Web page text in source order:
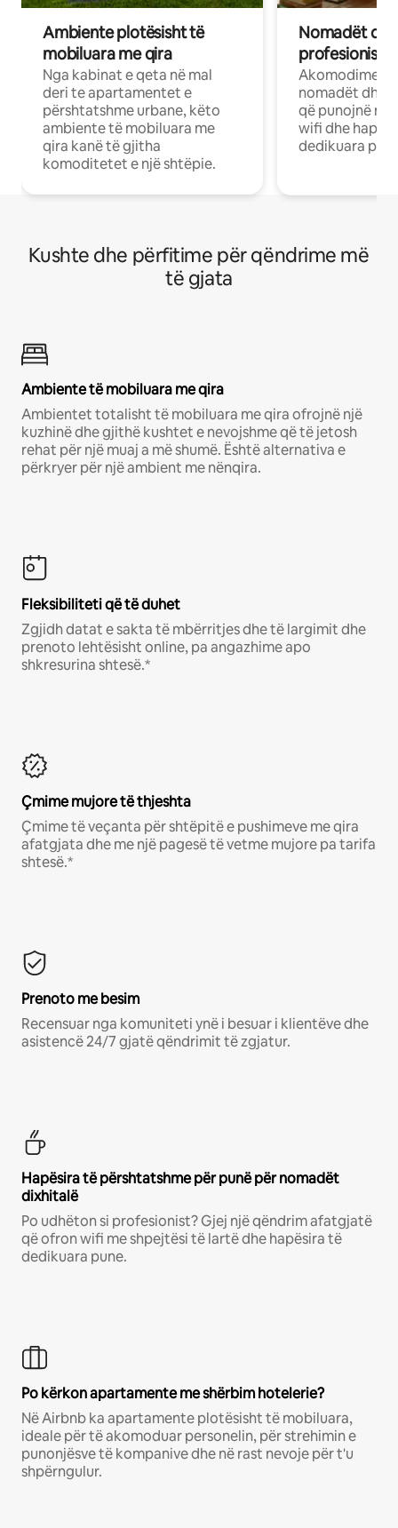
Ambiente plotësisht të
mobiluara me qira
Nga kabinat e qeta në mal
deri te apartamentet e
përshtatshme urbane, këto
ambiente të mobiluara me
qira kanë të gjitha
komoditetet e një shtëpie.
Nomadët
Akomodime
nomadët dhe
që punojnë në
wifi dhe
dedikuara
Kushte dhe përfitime për qëndrime më
të gjata
Ambiente të mobiluara me qira
Ambientet totalisht të mobiluara me qira ofrojnë një
kuzhinë dhe gjithë kushtet e nevojshme që të jetosh
rehat për një muaj a më shumë. Është alternativa e
përkryer për një ambient me nënqira.
Fleksibiliteti që të duhet
Zgjidh datat e sakta të mbërritjes dhe të largimit dhe
prenoto lehtësisht online, pa angazhime apo
shkresurina shtesë.*
Çmime mujore të thjeshta
Çmime të veçanta për shtëpitë e pushimeve me qira
afatgjata dhe me një pagesë të vetme mujore pa tarifa
shtesë.*
Prenoto me besim
Recensuar nga komuniteti ynë i besuar i klientëve dhe
asistencë 24/7 gjatë qëndrimit të zgjatur.
Hapësira të përshtatshme për punë për nomadët
dixhitalë
Po udhëton si profesionist? Gjej një qëndrim afatgjatë
që ofron wifi me shpejtësi të lartë dhe hapësira të
dedikuara pune.
Po kërkon apartamente me shërbim hotelerie?
Në Airbnb ka apartamente plotësisht të mobiluara,
ideale për të akomoduar personelin, për strehimin e
punonjësve të kompanive dhe në rast nevoje për t'u
shpërngulur.